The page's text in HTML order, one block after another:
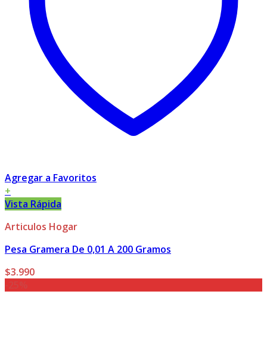
Agregar a Favoritos
+
Vista Rápida
Articulos Hogar
Pesa Gramera De 0,01 A 200 Gramos
$3.990